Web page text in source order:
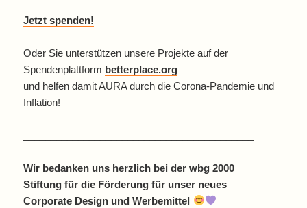
Jetzt spenden!
Oder Sie unterstützen unsere Projekte auf der
Spendenplattform betterplace.org
und helfen damit AURA durch die Corona-Pandemie und
Inflation!
Wir bedanken uns herzlich bei der wbg 2000
Stiftung für die Förderung für unser neues
Corporate Design und Werbemittel